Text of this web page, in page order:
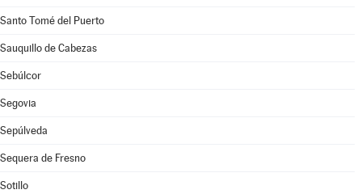
Santo Tomé del Puerto
Sauquillo de Cabezas
Sebúlcor
Segovia
Sepúlveda
Sequera de Fresno
Sotillo